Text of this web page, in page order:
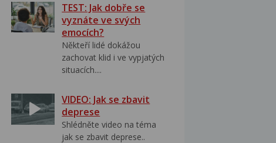
TEST: Jak dobře se
vyznáte ve svých
emocích?
Někteří lidé dokážou
zachovat klid i ve vypjatých
situacích....
VIDEO: Jak se zbavit
deprese
Shlédněte video na téma
jak se zbavit deprese..